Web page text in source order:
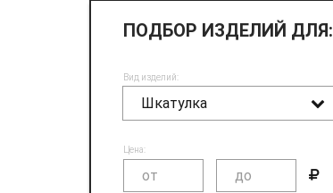
ПОДБОР ИЗДЕЛИЙ ДЛЯ:
Вид изделий:
Шкатулка
Цена: